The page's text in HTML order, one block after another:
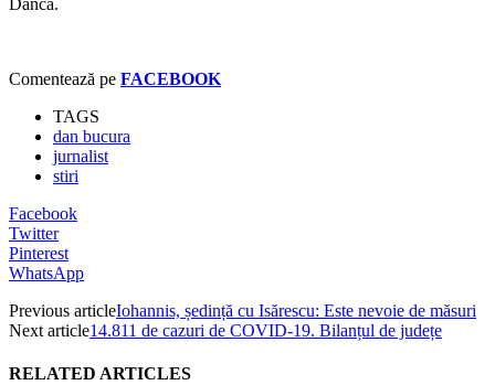
Comentează pe FACEBOOK
TAGS
dan bucura
jurnalist
stiri
Facebook
Twitter
Pinterest
WhatsApp
Previous articleIohannis, ședință cu Isărescu: Este nevoie de măsuri
Next article14.811 de cazuri de COVID-19. Bilanțul de județe
RELATED ARTICLES